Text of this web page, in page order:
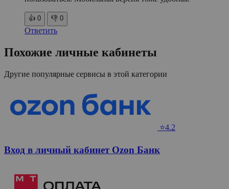
👍 0 👎 0
Ответить
Похожие личные кабинеты
Другие популярные сервисы в этой категории
⭐4.2
Вход в личный кабинет Ozon Банк